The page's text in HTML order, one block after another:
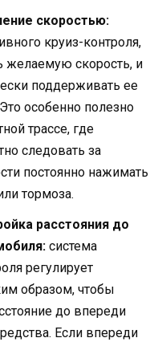
скоростью:
круиз-контроля,
желаемую скорость, и
поддерживать ее
особенно полезно
трассе, где
следовать за
постоянно нажимать
тормоза.
расстояния до
система
регулирует
образом, чтобы
до впереди
Если впереди